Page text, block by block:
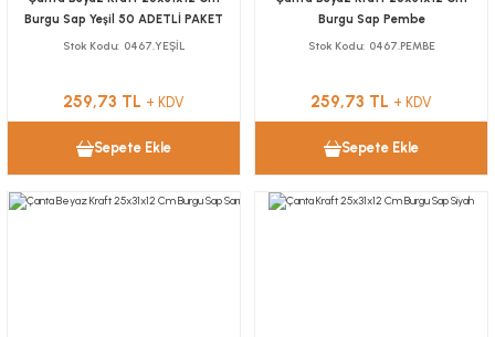
Burgu Sap Yeşil 50 ADETLİ PAKET
Stok Kodu 0467.YEŞİL
259,73 TL + KDV
Sepete Ekle
Burgu Sap Pembe
Stok Kodu 0467.PEMBE
259,73 TL + KDV
Sepete Ekle